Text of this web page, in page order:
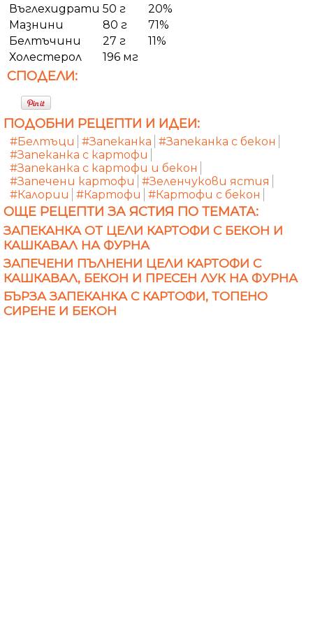
Въглехидрати 50 г
20%
Мазнини
80 г
71%
Белтъчини
27 г
11%
Холестерол
196 мг
СПОДЕЛИ:
ПОДОБНИ РЕЦЕПТИ И ИДЕИ:
#Белтъци #Запеканка #Запеканка с бекон
#Запеканка с картофи
#Запеканка с картофи и бекон
#Запечени картофи
#Зеленчукови ястия
#Калории
#Картофи #Картофи с бекон
ОЩЕ РЕЦЕПТИ ЗА ЯСТИЯ ПО ТЕМАТА:
ЗАПЕКАНКА ОТ ЦЕЛИ КАРТОФИ С БЕКОН И
КАШКАВАЛ НА ФУРНА
ЗАПЕЧЕНИ ПЪЛНЕНИ ЦЕЛИ КАРТОФИ С
КАШКАВАЛ, БЕКОН И ПРЕСЕН ЛУК НА ФУРНА
БЪРЗА ЗАПЕКАНКА С КАРТОФИ, ТОПЕНО
СИРЕНЕ И БЕКОН